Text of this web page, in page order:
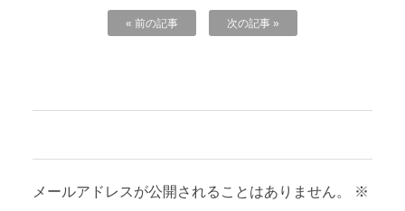
« 前の記事 次の記事 »
メールアドレスが公開されることはありません。
※